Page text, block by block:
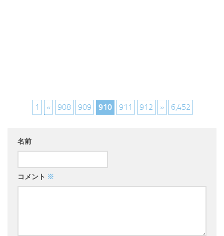
1 « 908 909 910 911 912 » 6,452
名前
コメント ※